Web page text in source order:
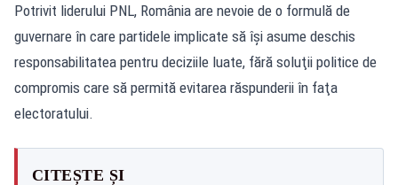
Potrivit liderului PNL, România are nevoie de o formulă de
guvernare în care partidele implicate să îşi asume deschis
responsabilitatea pentru deciziile luate, fără soluţii politice de
compromis care să permită evitarea răspunderii în faţa
electoratului.
CITEȘTE ȘI